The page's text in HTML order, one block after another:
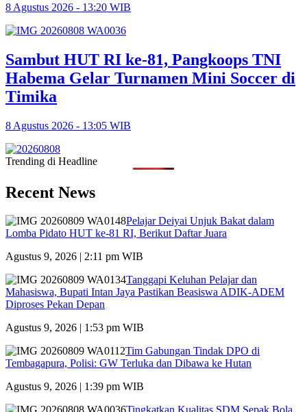
8 Agustus 2026 - 13:20 WIB
Sambut HUT RI ke-81, Pangkoops TNI
Habema Gelar Turnamen Mini Soccer di
Timika
8 Agustus 2026 - 13:05 WIB
Trending di Headline
Recent News
Pelajar Deiyai Unjuk Bakat dalam
Lomba Pidato HUT ke-81 RI, Berikut Daftar Juara
Agustus 9, 2026 | 2:11 pm WIB
Tanggapi Keluhan Pelajar dan
Mahasiswa, Bupati Intan Jaya Pastikan Beasiswa ADIK-ADEM
Diproses Pekan Depan
Agustus 9, 2026 | 1:53 pm WIB
Tim Gabungan Tindak DPO di
Tembagapura, Polisi: GW Terluka dan Dibawa ke Hutan
Agustus 9, 2026 | 1:39 pm WIB